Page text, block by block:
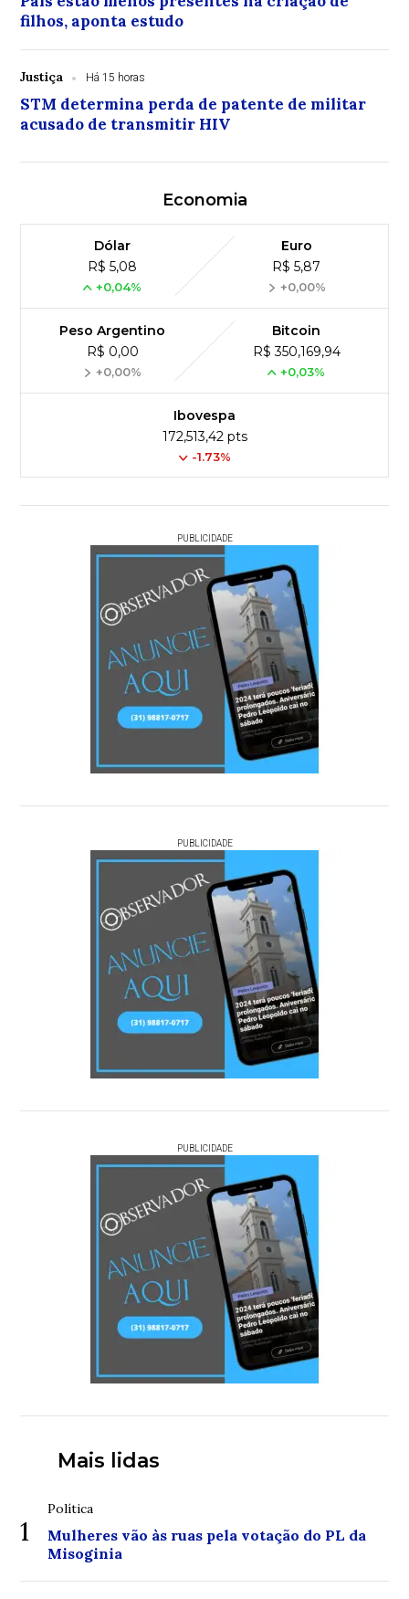
filhos, aponta estudo
Justiça Há 15 horas
STM determina perda de patente de militar
acusado de transmitir HIV
Economia
Dólar
R$ 5,08
+0,04%
Euro
R$ 5,87
+0,00%
Peso Argentino
R$ 0,00
+0,00%
Bitcoin
R$ 350,169,94
+0,03%
Ibovespa
172,513,42 pts
-1.73%
PUBLICIDADE
PUBLICIDADE
PUBLICIDADE
Mais lidas
1
Política
Mulheres vão às ruas pela votação do PL da
Misoginia